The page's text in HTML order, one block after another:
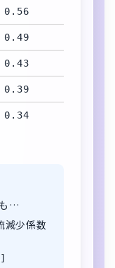
0.56
0.49
0.43
0.39
0.34
…
減少係数